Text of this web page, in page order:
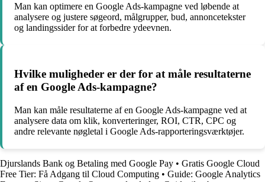
Man kan optimere en Google Ads-kampagne ved løbende at
analysere og justere søgeord, målgrupper, bud, annoncetekster
og landingssider for at forbedre ydeevnen.
Hvilke muligheder er der for at måle resultaterne
af en Google Ads-kampagne?
Man kan måle resultaterne af en Google Ads-kampagne ved at
analysere data om klik, konverteringer, ROI, CTR, CPC og
andre relevante nøgletal i Google Ads-rapporteringsværktøjer.
Djurslands Bank og Betaling med Google Pay • Gratis Google Cloud
Free Tier: Få Adgang til Cloud Computing • Guide: Google Analytics